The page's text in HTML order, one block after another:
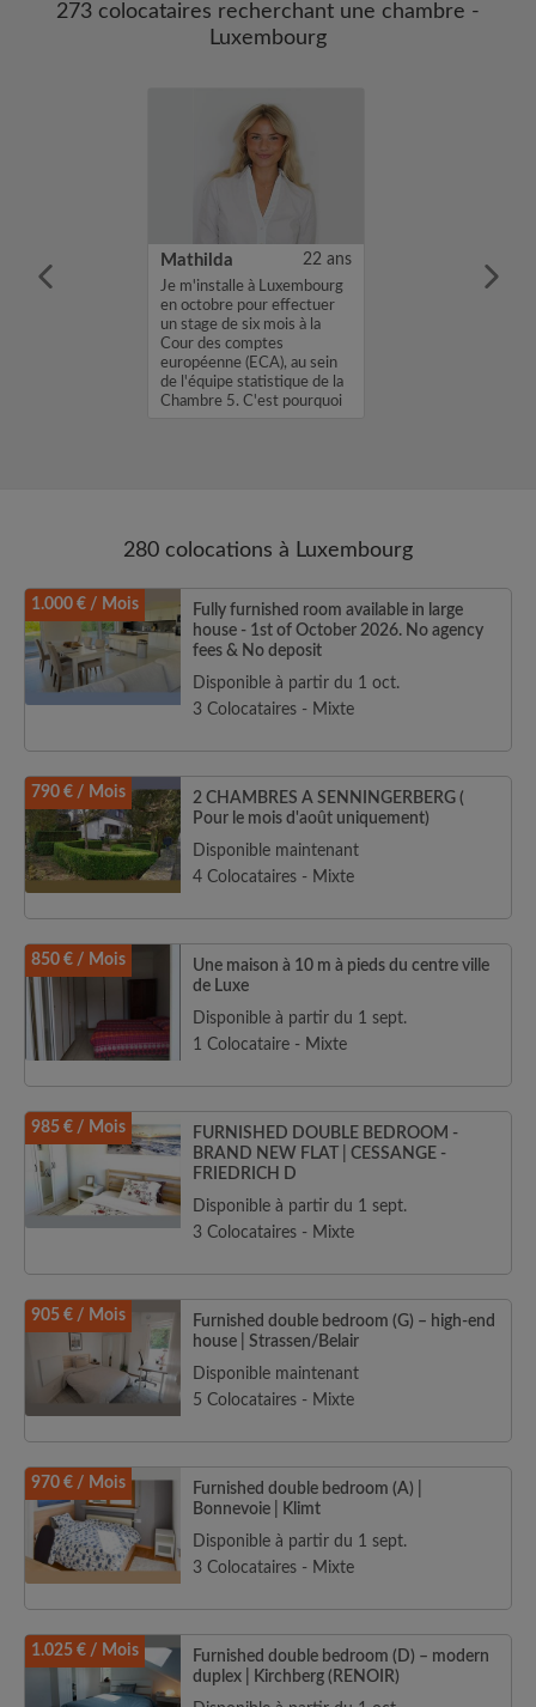
273 colocataires recherchant une chambre -
Luxembourg
Joris,
Mathilda 22 ans
Je m'installe à Luxembourg
en octobre pour effectuer
un stage de six mois à la
Cour des comptes
européenne (ECA), au sein
de l'équipe statistique de la
Chambre 5. C'est pourquoi
280 colocations à Luxembourg
1.000 € / Mois
Fully furnished room available in large
house - 1st of October 2026. No agency
fees & No deposit
Disponible à partir du 1 oct.
3 Colocataires - Mixte
790 € / Mois
2 CHAMBRES A SENNINGERBERG (
Pour le mois d'août uniquement)
Disponible maintenant
4 Colocataires - Mixte
850 € / Mois
Une maison à 10 m à pieds du centre ville
de Luxe
Disponible à partir du 1 sept.
1 Colocataire - Mixte
985 € / Mois
FURNISHED DOUBLE BEDROOM -
BRAND NEW FLAT | CESSANGE -
FRIEDRICH D
Disponible à partir du 1 sept.
3 Colocataires - Mixte
905 € / Mois
Furnished double bedroom (G) – high-end
house | Strassen/Belair
Disponible maintenant
5 Colocataires - Mixte
970 € / Mois
Furnished double bedroom (A) |
Bonnevoie | Klimt
Disponible à partir du 1 sept.
3 Colocataires - Mixte
1.025 € / Mois
Furnished double bedroom (D) – modern
duplex | Kirchberg (RENOIR)